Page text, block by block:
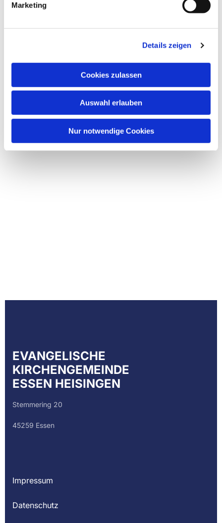
Marketing
Details zeigen
Cookies zulassen
Auswahl erlauben
Nur notwendige Cookies
interessieren
EVANGELISCHE
KIRCHENGEMEINDE
ESSEN HEISINGEN
Stemmering 20
45259 Essen
Impressum
Datenschutz